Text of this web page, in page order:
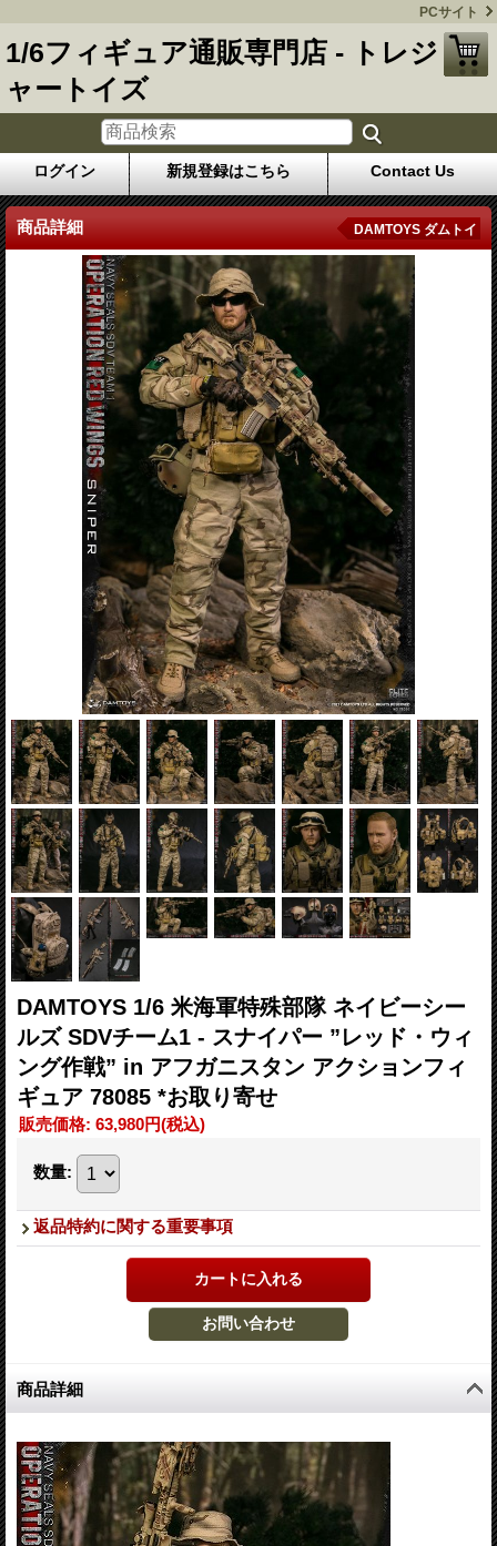
PCサイト
1/6フィギュア通販専門店 - トレジ
ャートイズ
ログイン 新規登録はこちら Contact Us
商品詳細 DAMTOYS ダムトイ
DAMTOYS 1/6 米海軍特殊部隊 ネイビーシー
ルズ SDVチーム1 - スナイパー ”レッド・ウィ
ング作戦” in アフガニスタン アクションフィ
ギュア 78085 *お取り寄せ
販売価格: 63,980円(税込)
数量:
返品特約に関する重要事項
商品詳細